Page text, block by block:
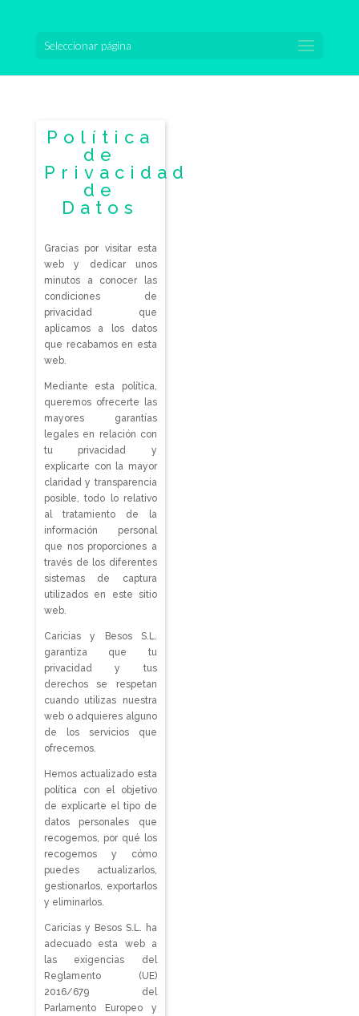
Seleccionar página
Política
de
Privacidad
de
Datos
Gracias por visitar esta
web y dedicar unos
minutos a conocer las
condiciones de
privacidad que
aplicamos a los datos
que recabamos en esta
web.
Mediante esta política,
queremos ofrecerte las
mayores garantías
legales en relación con
tu privacidad y
explicarte con la mayor
claridad y transparencia
posible, todo lo relativo
al tratamiento de la
información personal
que nos proporciones a
través de los diferentes
sistemas de captura
utilizados en este sitio
web.
Caricias y Besos S.L.
garantiza que tu
privacidad y tus
derechos se respetan
cuando utilizas nuestra
web o adquieres alguno
de los servicios que
ofrecemos.
Hemos actualizado esta
política con el objetivo
de explicarte el tipo de
datos personales que
recogemos, por qué los
recogemos y cómo
puedes actualizarlos,
gestionarlos, exportarlos
y eliminarlos.
Caricias y Besos S.L. ha
adecuado esta web a
las exigencias del
Reglamento (UE)
2016/679 del
Parlamento Europeo y